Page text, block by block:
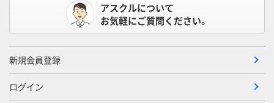
アスクルについて
お気軽にご質問ください。
新規会員登録
ログイン